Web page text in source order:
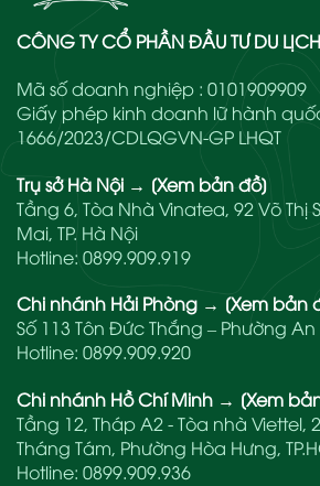
CÔNG TY CỔ PHẦN ĐẦU TƯ DU
Mã số doanh nghiệp : 0101909909
Giấy phép kinh doanh lữ hành
1666/2023/CDLQGVN-GP LHQT
Trụ sở Hà Nội → [Xem bản đồ]
Tầng 6, Tòa Nhà Vinatea, 92 Võ Thị
Mai, TP. Hà Nội
Hotline: 0899.909.919
Chi nhánh Hải Phòng → [Xem bản
Số 113 Tôn Đức Thắng – Phường An
Hotline: 0899.909.920
Chi nhánh Hồ Chí Minh → [Xem
Tầng 12, Tháp A2 - Tòa nhà Viettel,
Tháng Tám, Phường Hòa Hưng,
Hotline: 0899.909.936